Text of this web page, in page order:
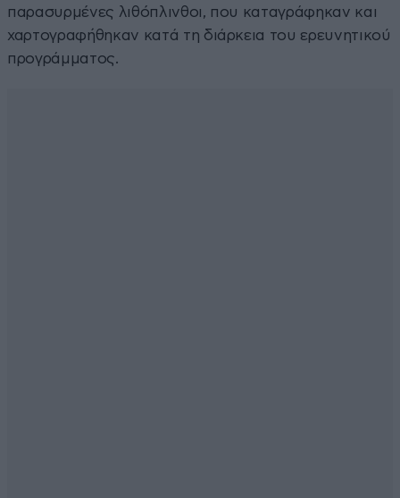
παρασυρμένες λιθόπλινθοι, που καταγράφηκαν και
χαρτογραφήθηκαν κατά τη διάρκεια του ερευνητικού
προγράμματος.